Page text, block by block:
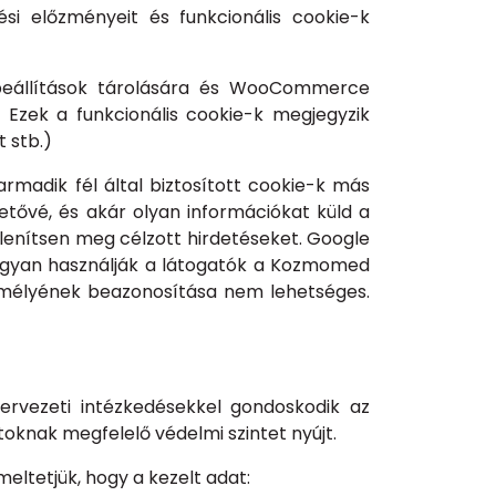
előzményeit és funkcionális cookie-k
tárolására és WooCommerce
a funkcionális cookie-k megjegyzik
stb.)
fél által biztosított cookie-k más
és akár olyan információkat küld a
meg célzott hirdetéseket. Google
használják a látogatók a Kozmomed
beazonosítása nem lehetséges.
intézkedésekkel gondoskodik az
megfelelő védelmi szintet nyújt.
hogy a kezelt adat: